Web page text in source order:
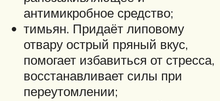
антимикробное средство;
тимьян. Придаёт липовому
отвару острый пряный вкус,
помогает избавиться от стресса,
восстанавливает силы при
переутомлении;